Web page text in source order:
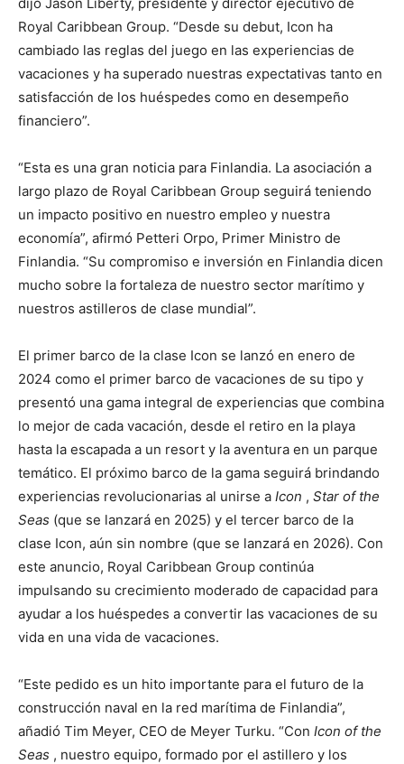
Royal Caribbean Group. “Desde su debut, Icon ha
cambiado las reglas del juego en las experiencias de
vacaciones y ha superado nuestras expectativas tanto en
satisfacción de los huéspedes como en desempeño
financiero”.
“Esta es una gran noticia para Finlandia. La asociación a
largo plazo de Royal Caribbean Group seguirá teniendo
un impacto positivo en nuestro empleo y nuestra
economía”, afirmó Petteri Orpo, Primer Ministro de
Finlandia. “Su compromiso e inversión en Finlandia dicen
mucho sobre la fortaleza de nuestro sector marítimo y
nuestros astilleros de clase mundial”.
El primer barco de la clase Icon se lanzó en enero de
2024 como el primer barco de vacaciones de su tipo y
presentó una gama integral de experiencias que combina
lo mejor de cada vacación, desde el retiro en la playa
hasta la escapada a un resort y la aventura en un parque
temático. El próximo barco de la gama seguirá brindando
experiencias revolucionarias al unirse a Icon , Star of the
Seas (que se lanzará en 2025) y el tercer barco de la
clase Icon, aún sin nombre (que se lanzará en 2026). Con
este anuncio, Royal Caribbean Group continúa
impulsando su crecimiento moderado de capacidad para
ayudar a los huéspedes a convertir las vacaciones de su
vida en una vida de vacaciones.
“Este pedido es un hito importante para el futuro de la
construcción naval en la red marítima de Finlandia”,
añadió Tim Meyer, CEO de Meyer Turku. “Con Icon of the
Seas , nuestro equipo, formado por el astillero y los